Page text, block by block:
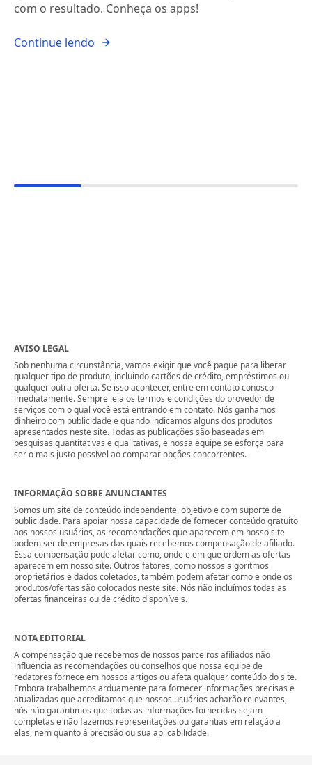
com o resultado. Conheça os apps!
Continue lendo
AVISO LEGAL
Sob nenhuma circunstância, vamos exigir que você pague para liberar
qualquer tipo de produto, incluindo cartões de crédito, empréstimos ou
qualquer outra oferta. Se isso acontecer, entre em contato conosco
imediatamente. Sempre leia os termos e condições do provedor de
serviços com o qual você está entrando em contato. Nós ganhamos
dinheiro com publicidade e quando indicamos alguns dos produtos
apresentados neste site. Todas as publicações são baseadas em
pesquisas quantitativas e qualitativas, e nossa equipe se esforça para
ser o mais justo possível ao comparar opções concorrentes.
INFORMAÇÃO SOBRE ANUNCIANTES
Somos um site de conteúdo independente, objetivo e com suporte de
publicidade. Para apoiar nossa capacidade de fornecer conteúdo gratuito
aos nossos usuários, as recomendações que aparecem em nosso site
podem ser de empresas das quais recebemos compensação de afiliado.
Essa compensação pode afetar como, onde e em que ordem as ofertas
aparecem em nosso site. Outros fatores, como nossos algoritmos
proprietários e dados coletados, também podem afetar como e onde os
produtos/ofertas são colocados neste site. Nós não incluímos todas as
ofertas financeiras ou de crédito disponíveis.
NOTA EDITORIAL
A compensação que recebemos de nossos parceiros afiliados não
influencia as recomendações ou conselhos que nossa equipe de
redatores fornece em nossos artigos ou afeta qualquer conteúdo do site.
Embora trabalhemos arduamente para fornecer informações precisas e
atualizadas que acreditamos que nossos usuários acharão relevantes,
nós não garantimos que todas as informações fornecidas sejam
completas e não fazemos representações ou garantias em relação a
elas, nem quanto à precisão ou sua aplicabilidade.